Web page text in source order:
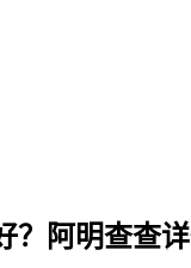
？阿明查查